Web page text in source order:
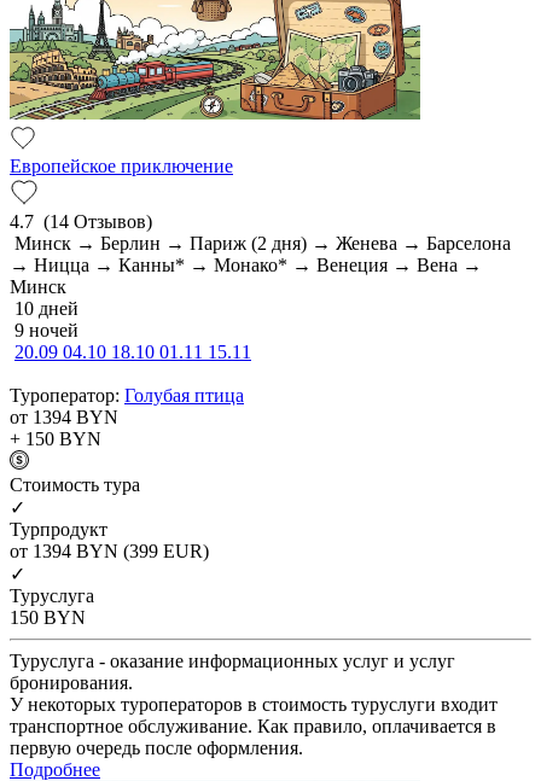
Европейское приключение
4.7 (14 Отзывов)
Минск → Берлин → Париж (2 дня) → Женева → Барселона
→ Ницца → Канны* → Монако* → Венеция → Вена →
Минск
10 дней
9 ночей
20.09 04.10 18.10 01.11 15.11
Туроператор: Голубая птица
от 1394 BYN
+ 150 BYN
Cтоимость тура
✓
Турпродукт
от 1394 BYN (399 EUR)
✓
Туруслуга
150 BYN
Туруслуга - оказание информационных услуг и услуг
бронирования.
У некоторых туроператоров в стоимость туруслуги входит
транспортное обслуживание. Как правило, оплачивается в
первую очередь после оформления.
Подробнее